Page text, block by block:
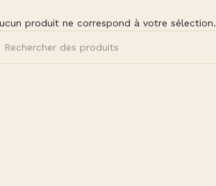
produit ne correspond à votre sélection.